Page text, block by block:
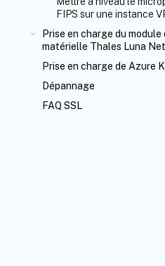
FIPS sur une instance
Prise en charge du
matérielle Thales Luna
Prise en charge de Azure
Dépannage
FAQ SSL